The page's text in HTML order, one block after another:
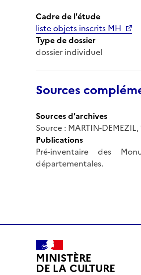
Cadre de l'étude
liste objets inscrits MH
Type de dossier
dossier individuel
Sources
Sources d'archives
Source : MARTIN-DEMEZIL,
Publications
Pré-inventaire des
départementales.
MINISTÈRE
DE LA CULTURE